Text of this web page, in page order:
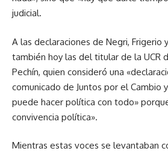
judicial.
A las declaraciones de Negri, Frigerio
también hoy las del titular de la UCR
Pechín, quien consideró una
comunicado de Juntos por el Cambio
puede hacer política con todo»
convivencia política».
Mientras estas voces se levantaban